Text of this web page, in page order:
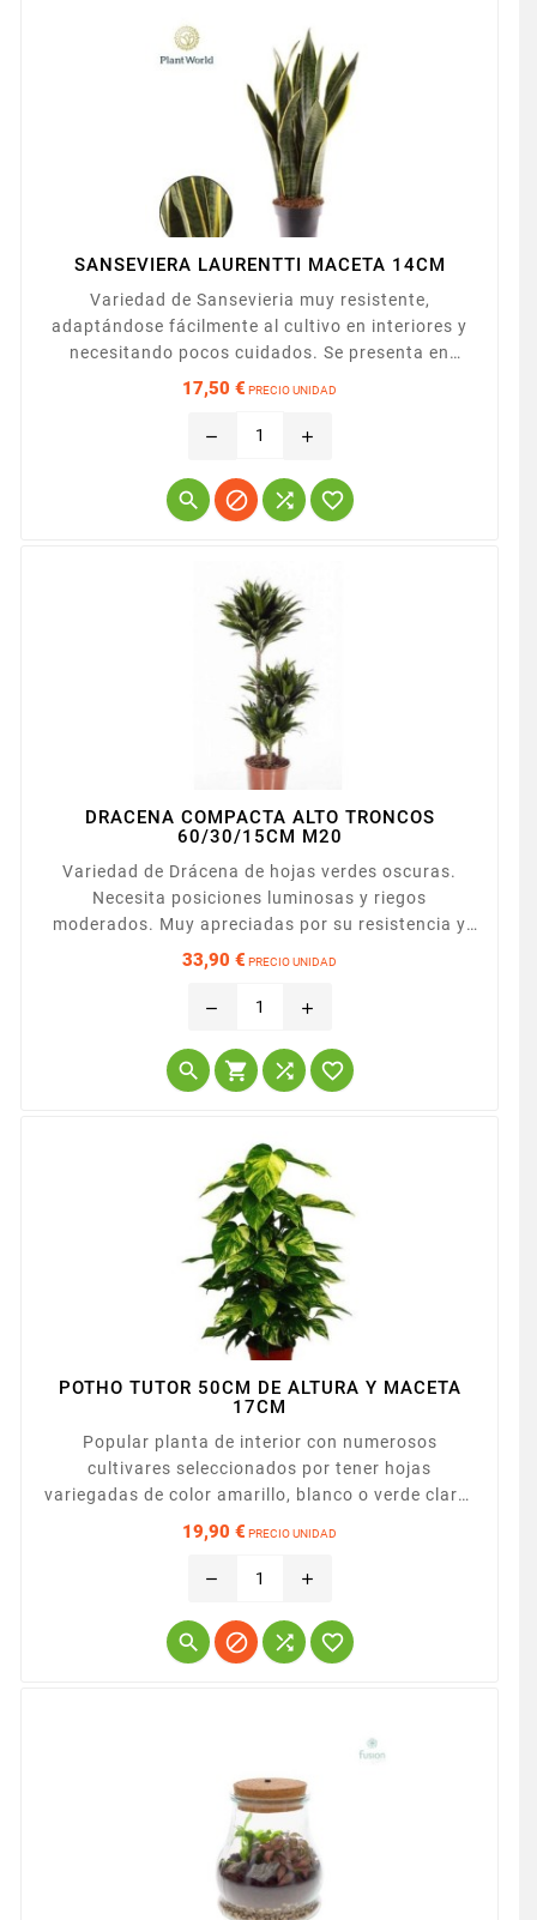
SANSEVIERA LAURENTTI MACETA 14CM
Variedad de Sansevieria muy resistente,
adaptándose fácilmente al cultivo en interiores y
necesitando pocos cuidados. Se presenta en
maceta de 14 cm. de diámetro, con una altura de
17,50 € PRECIO UNIDAD
remove add
   
DRACENA COMPACTA ALTO TRONCOS
60/30/15CM M20
Variedad de Drácena de hojas verdes oscuras.
Necesita posiciones luminosas y riegos
moderados. Muy apreciadas por su resistencia y
fácil cuidado. Presentada con varios troncos de
su definición le indica las alturas de los troncos
significa que tendrá 3 troncos, el más alto de
60cm, uno intermedio de...
33,90 € PRECIO UNIDAD
remove add
   
POTHO TUTOR 50CM DE ALTURA Y MACETA
17CM
Popular planta de interior con numerosos
cultivares seleccionados por tener hojas
variegadas de color amarillo, blanco o verde claro.
Es una especie de aspecto atractivo, muy
resistente y que requiere pocos cuidados.
Presentada en maceta de 19cm y con tutor de
19,90 € PRECIO UNIDAD
remove add
   